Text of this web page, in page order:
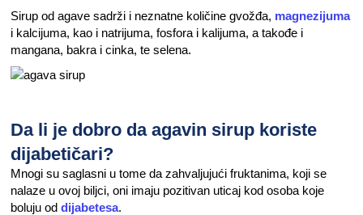
Sirup od agave sadrži i neznatne količine gvožđa, magnezijuma
i kalcijuma, kao i natrijuma, fosfora i kalijuma, a takođe i
mangana, bakra i cinka, te selena.
Da li je dobro da agavin sirup koriste
dijabetičari?
Mnogi su saglasni u tome da zahvaljujući fruktanima, koji se
nalaze u ovoj biljci, oni imaju pozitivan uticaj kod osoba koje
boluju oddijabetesa.